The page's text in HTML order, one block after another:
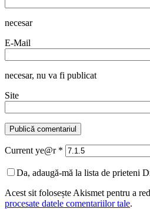
necesar
E-Mail
necesar, nu va fi publicat
Site
Current ye@r *
Da, adaugă-mă la lista de prieteni
Acest sit folosește Akismet pentru a
procesate datele comentariilor tale.